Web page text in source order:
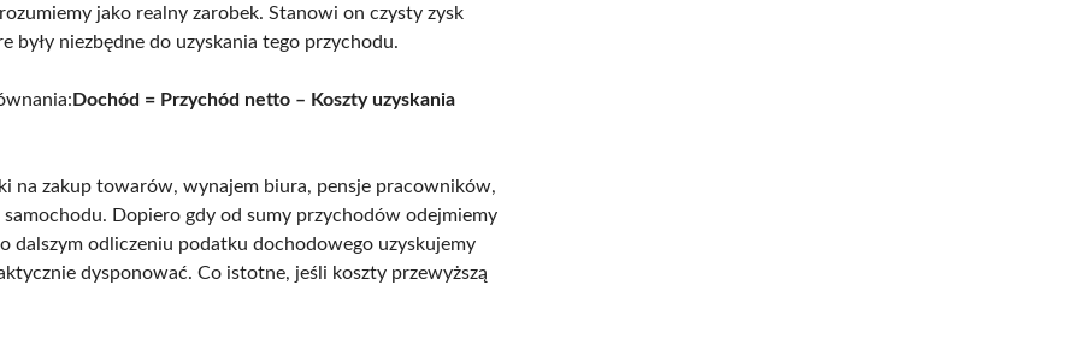
jako realny zarobek. Stanowi on czysty zysk
niezbędne do uzyskania tego przychodu.
Dochód = Przychód netto – Koszty uzyskania
na zakup towarów, wynajem biura, pensje pracowników,
samochodu. Dopiero gdy od sumy przychodów odejmiemy
odliczeniu podatku dochodowego uzyskujemy
dysponować. Co istotne, jeśli koszty przewyższą